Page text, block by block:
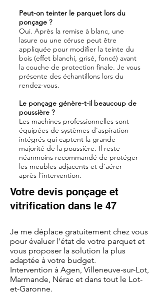
Peut-on teinter le parquet lors du
ponçage ?
Oui. Après la remise à blanc, une
lasure ou une céruse peut être
appliquée pour modifier la teinte du
bois (effet blanchi, grisé, foncé) avant
la couche de protection finale. Je vous
présente des échantillons lors du
rendez-vous.
Le ponçage génère-t-il beaucoup de
poussière ?
Les machines professionnelles sont
équipées de systèmes d'aspiration
intégrés qui captent la grande
majorité de la poussière. Il reste
néanmoins recommandé de protéger
les meubles adjacents et d'aérer
après l'intervention.
Votre devis ponçage et
vitrification dans le 47
Je me déplace gratuitement chez vous
pour évaluer l'état de votre parquet et
vous proposer la solution la plus
adaptée à votre budget.
Intervention à Agen, Villeneuve-sur-Lot,
Marmande, Nérac et dans tout le Lot-
et-Garonne.